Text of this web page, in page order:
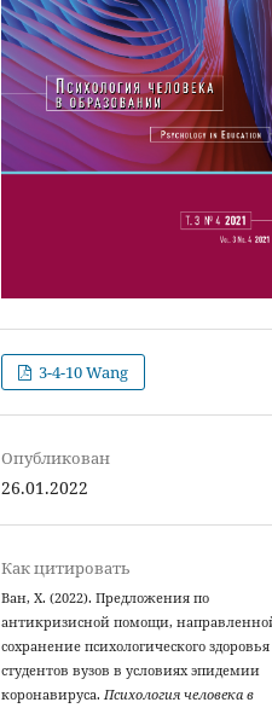
3-4-10 Wang
Опубликован
26.01.2022
Как цитировать
Ван, Х. (2022). Предложения по
антикризисной помощи,
сохранение психологического здоровья
студентов вузов в условиях эпидемии
коронавируса. Психология человека в